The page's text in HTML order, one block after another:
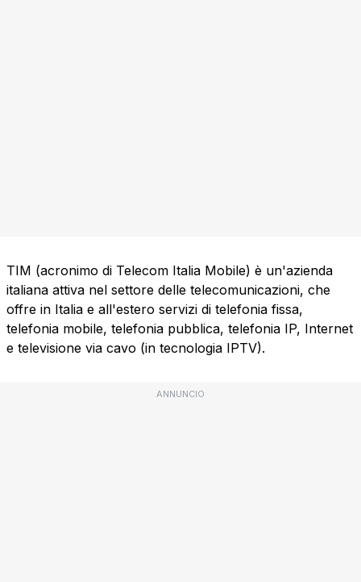
TIM (acronimo di Telecom Italia Mobile) è un'azienda
italiana attiva nel settore delle telecomunicazioni, che
offre in Italia e all'estero servizi di telefonia fissa,
telefonia mobile, telefonia pubblica, telefonia IP, Internet
e televisione via cavo (in tecnologia IPTV).
ANNUNCIO